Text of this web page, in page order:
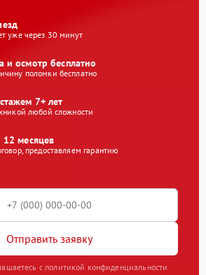
уже через 30 минут
и осмотр бесплатно
поломки бесплатно
7+ лет
любой сложности
12 месяцев
предоставляем гарантию
Отправить заявку
с политикой конфиденциальности